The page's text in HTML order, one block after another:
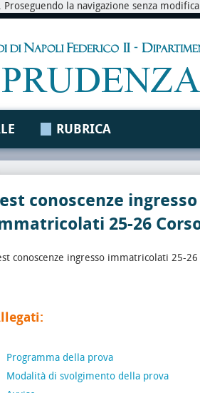
la navigazione senza
RUBRICA
conoscenze ingresso
25-26
conoscenze ingresso immatricolati 25-26
Programma della prova
Modalità di svolgimento della prova